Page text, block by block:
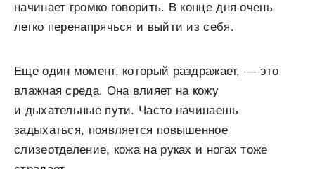
начинает громко говорить. В конце дня очень
легко перенапрячься и выйти из себя.
Еще один момент, который раздражает, — это
влажная среда. Она влияет на кожу
и дыхательные пути. Часто начинаешь
задыхаться, появляется повышенное
слизеотделение, кожа на руках и ногах тоже